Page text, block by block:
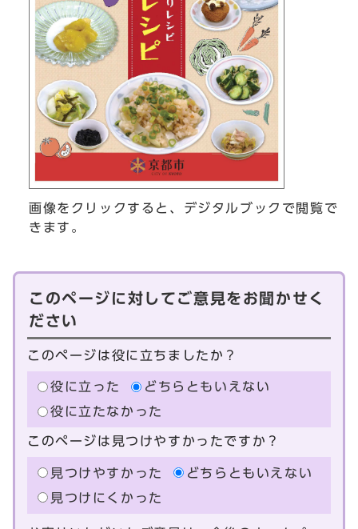
画像をクリックすると、デジタルブックで閲覧で
きます。
このページに対してご意見をお聞かせく
ださい
このページは役に立ちましたか？
役に立った
どちらともいえない
役に立たなかった
このページは見つけやすかったですか？
見つけやすかった
どちらともいえない
見つけにくかった